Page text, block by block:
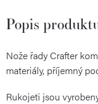
Popis
Nože řady Crafter
materiály, příjemný
Rukojeti jsou